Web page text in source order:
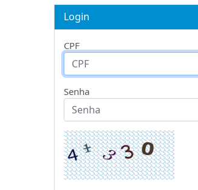
Login
CPF
Senha